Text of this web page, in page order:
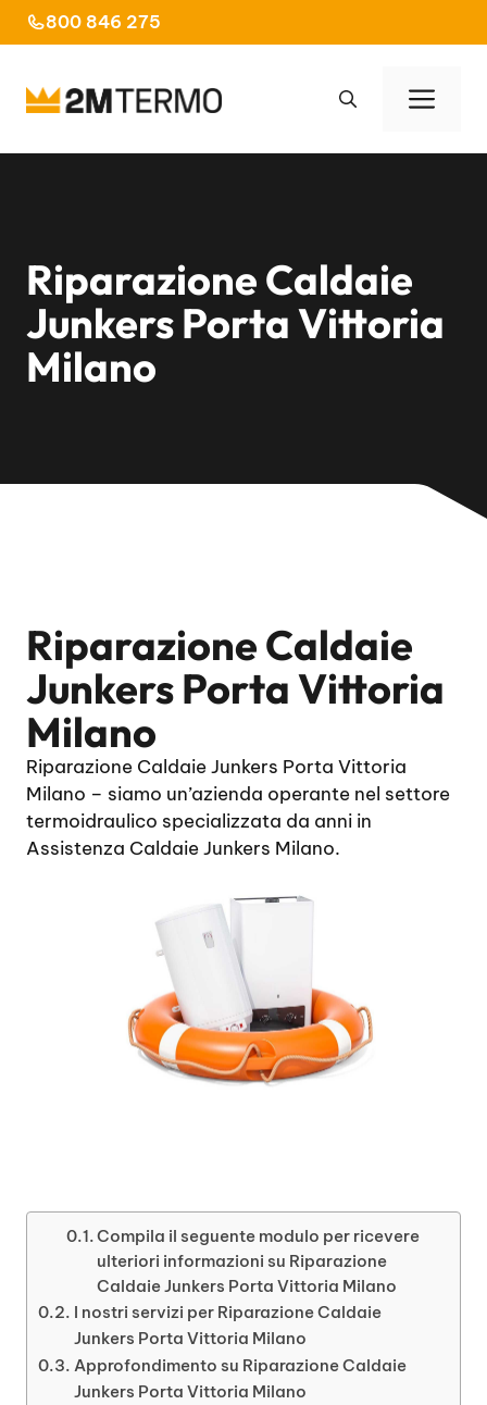
al
800 846 275
Riparazione Caldaie
Junkers Porta Vittoria
Milano
Riparazione Caldaie
Junkers Porta Vittoria
Milano
Riparazione Caldaie Junkers Porta Vittoria
Milano – siamo un’azienda operante nel settore
termoidraulico specializzata da anni in
Assistenza Caldaie Junkers Milano.
Compila il seguente modulo per ricevere
ulteriori informazioni su Riparazione
Caldaie Junkers Porta Vittoria Milano
I nostri servizi per Riparazione Caldaie
Junkers Porta Vittoria Milano
Approfondimento su Riparazione Caldaie
Junkers Porta Vittoria Milano